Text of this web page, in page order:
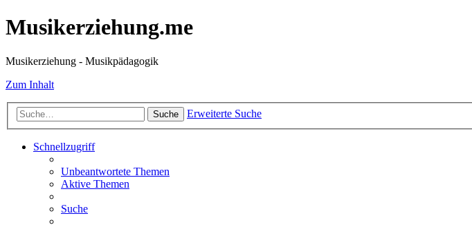
Musikerziehung.me
Musikerziehung - Musikpädagogik
Zum Inhalt
Suche Erweiterte Suche
Schnellzugriff
Unbeantwortete Themen
Aktive Themen
Suche